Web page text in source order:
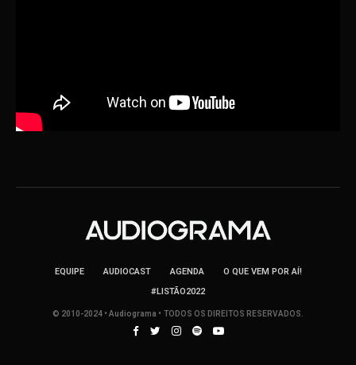
EQUIPE AUDIOCAST AGENDA
O QUE VEM POR AÍ!
#LISTÃO2022
© 2010-2024 • Audiograma • TODOS OS DIREITOS RESERVADOS.